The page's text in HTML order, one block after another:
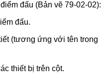
đấu (Bản vẽ 79-02-02):
đấu.
(tương ứng với tên trong
thiết bị trên cột.